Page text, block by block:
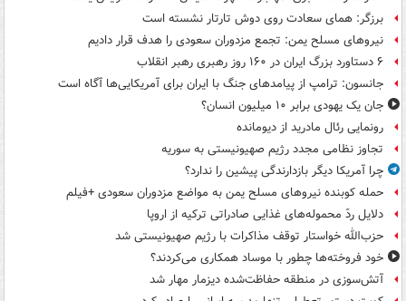
برزگر: همای سعادت روی دوش تارتار نشسته است
نیروهای مسلح یمن: تجمع مزدوران سعودی را هدف قرار دادیم
۶ دستاورد بزرگ ایران در ۱۶۰ روز رهبری رهبر انقلاب
جانسون: ترامپ از پیامدهای جنگ با ایران برای آمریکایی‌ها آگاه است
جان یک یهودی برابر ۱۰ میلیون انسان؟
رونمایی رئال مادرید از دیومانده
تجاوز نظامی مجدد رژیم صهیونیستی به سوریه
چرا آمریکا دیگر بازدارندگی پیشین را ندارد؟
حمله کوبنده نیروهای مسلح یمن به مواضع مزدوران سعودی +فیلم
دلایل ردّ محموله‌های غذایی صادراتی ترکیه از اروپا
حزب‌الله خواستار توقف مذاکرات با رژیم صهیونیستی شد
خود فروخته‌ها چطور با موساد همکاری می‌کردند؟
آتش‌سوزی در منطقه حفاظت‌شده دیزمار مهار شد